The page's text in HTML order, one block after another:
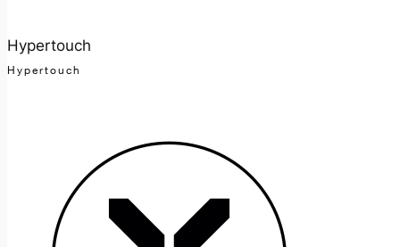
Hypertouch
Hypertouch